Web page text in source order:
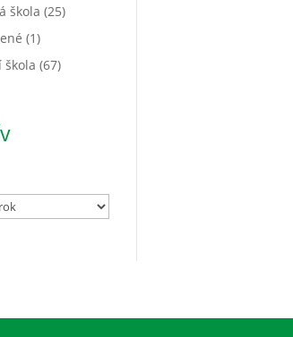
škola (25)
(1)
škola (67)